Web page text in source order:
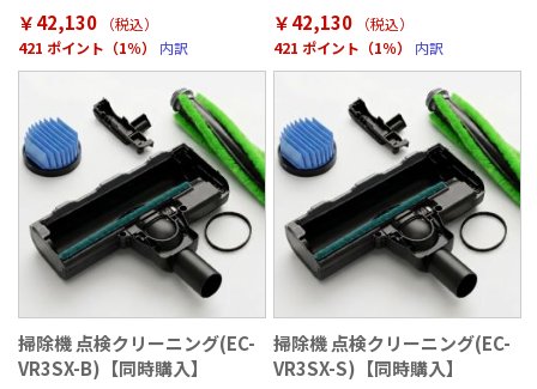
￥42,130
（税込）
421 ポイント（1％）
内訳
￥42,130
（税込）
421 ポイント（1％）
内訳
掃除機 点検クリーニング(EC-
VR3SX-B)【同時購入】
掃除機 点検クリーニング(EC-
VR3SX-S)【同時購入】